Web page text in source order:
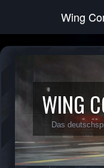
Wing
WING
Das